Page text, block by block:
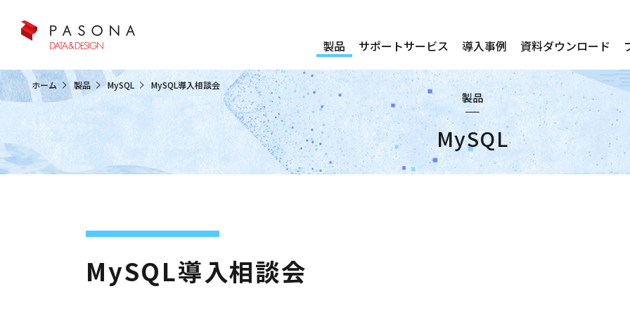
製品 サポートサービス 導入事例 資料ダウンロード
ホーム 製品 MySQL MySQL導入相談会
製品
MySQL
MySQL導入相談会